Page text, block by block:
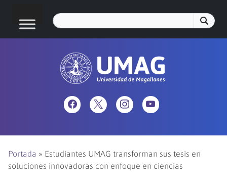
Portada » Estudiantes UMAG transforman sus tesis en
soluciones innovadoras con enfoque en ciencias